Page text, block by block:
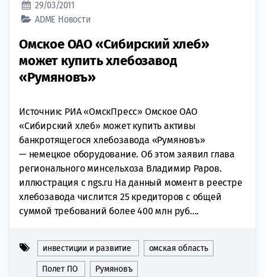
29/03/2011
ADME Новости
Омское ОАО «Сибирский хлеб»
может купить хлебозавод
«Румяновъ»
Источник: РИА «ОмскПресс» Омское ОАО
«Сибирский хлеб» может купить активы
банкротящегося хлебозавода «Румяновъ»
— немецкое оборудование. Об этом заявил глава
регионального минсельхоза Владимир Раров.
иллюстрация с ngs.ru На данный момент в реестре
хлебозавода числится 25 кредиторов с общей
суммой требований более 400 млн руб....
инвестиции и развитие омская область
Полет ПО Румяновъ